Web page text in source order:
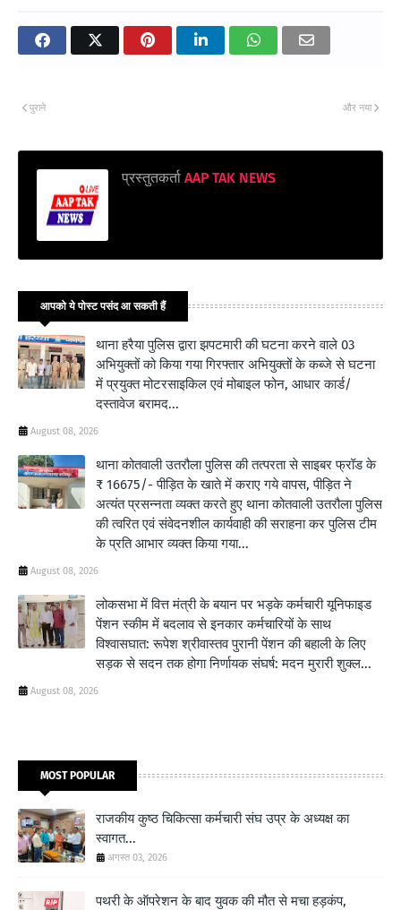
और नया
पुराने
प्रस्तुतकर्ता AAP TAK NEWS
आपको ये पोस्ट पसंद आ सकती हैं
थाना हरैया पुलिस द्वारा झपटमारी की घटना करने वाले 03
अभियुक्तों को किया गया गिरफ्तार अभियुक्तों के कब्जे से घटना
में प्रयुक्त मोटरसाइकिल एवं मोबाइल फोन, आधार कार्ड/
दस्तावेज बरामद...
August 08, 2026
थाना कोतवाली उतरौला पुलिस की तत्परता से साइबर फ्रॉड के
₹ 16675/- पीड़ित के खाते में कराए गये वापस, पीड़ित ने
अत्यंत प्रसन्नता व्यक्त करते हुए थाना कोतवाली उतरौला पुलिस
की त्वरित एवं संवेदनशील कार्यवाही की सराहना कर पुलिस टीम
के प्रति आभार व्यक्त किया गया...
August 08, 2026
लोकसभा में वित्त मंत्री के बयान पर भड़के कर्मचारी यूनिफाइड
पेंशन स्कीम में बदलाव से इनकार कर्मचारियों के साथ
विश्वासघात: रूपेश श्रीवास्तव पुरानी पेंशन की बहाली के लिए
सड़क से सदन तक होगा निर्णायक संघर्ष: मदन मुरारी शुक्ल...
August 08, 2026
MOST POPULAR
राजकीय कुष्ठ चिकित्सा कर्मचारी संघ उप्र के अध्यक्ष का
स्वागत...
अगस्त 03, 2026
पथरी के ऑपरेशन के बाद युवक की मौत से मचा हड़कंप,